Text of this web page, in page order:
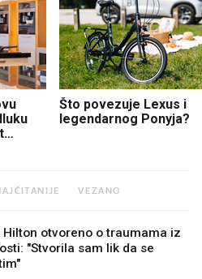
Što povezuje Lexus i
legendarnog Ponyja?
VEZANO
Hilton otvoreno o traumama iz
"Stvorila sam lik da se